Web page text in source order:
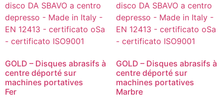
GOLD – Disques abrasifs à
centre déporté sur
machines portatives
Fer
GOLD – Disques abrasifs à
centre déporté sur
machines portatives
Marbre